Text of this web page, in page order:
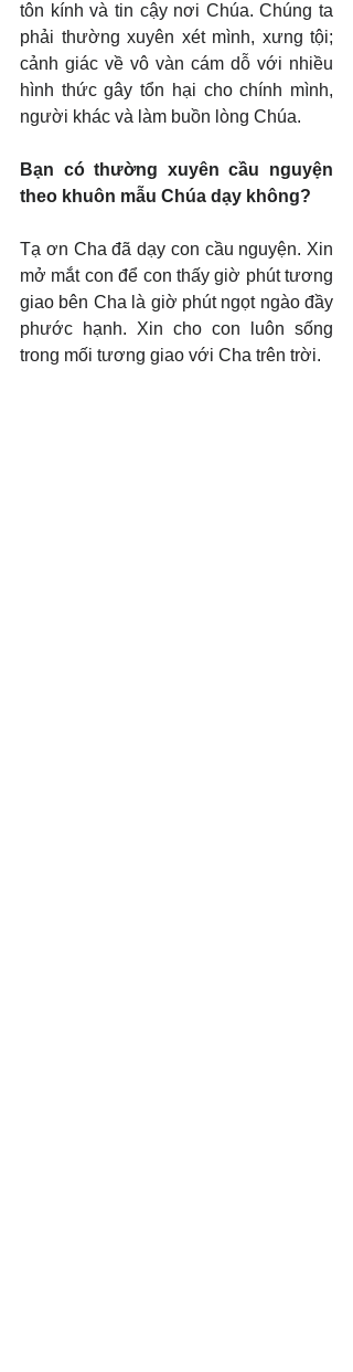
tôn kính và tin cậy nơi Chúa. Chúng ta
phải thường xuyên xét mình, xưng tội;
cảnh giác về vô vàn cám dỗ với nhiều
hình thức gây tổn hại cho chính mình,
người khác và làm buồn lòng Chúa.
Bạn có thường xuyên cầu nguyện
theo khuôn mẫu Chúa dạy không?
Tạ ơn Cha đã dạy con cầu nguyện. Xin
mở mắt con để con thấy giờ phút tương
giao bên Cha là giờ phút ngọt ngào đầy
phước hạnh. Xin cho con luôn sống
trong mối tương giao với Cha trên trời.